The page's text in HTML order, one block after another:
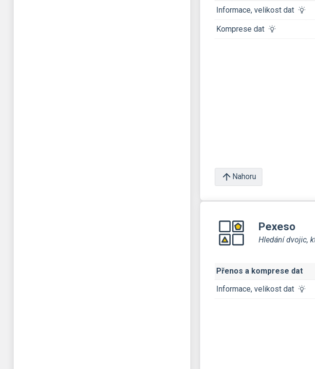
Informace, velikost dat
Komprese dat
Nahoru
Pexeso
Hledání dvojic,
Přenos a komprese dat
Informace, velikost dat